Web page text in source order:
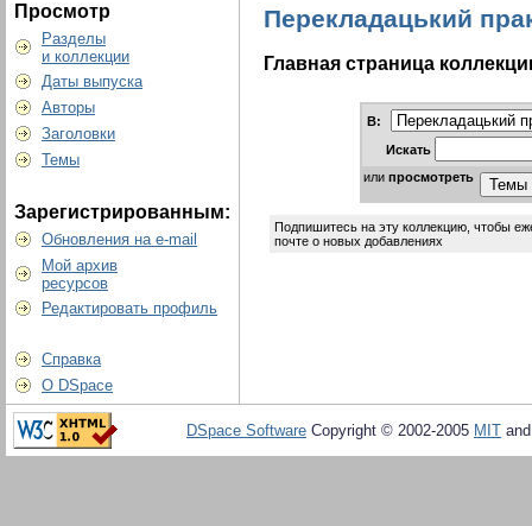
Просмотр
Разделы
и коллекции
Даты выпуска
Авторы
Заголовки
Темы
Зарегистрированным:
Обновления на e-mail
Мой архив
ресурсов
Редактировать профиль
Справка
О DSpace
Перекладацький
Главная страница
В:
Искать
или просмотреть
Подпишитесь на эту коллекцию, чтобы
почте о новых добавлениях
DSpace Software Copyright © 2002-2005 MIT